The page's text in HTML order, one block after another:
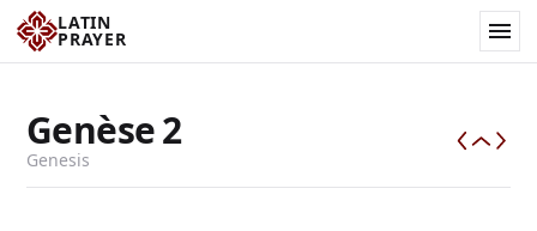
LATIN
PRAYER
Genèse2
Genesis